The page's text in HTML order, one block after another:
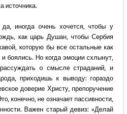
источника.
иногда очень хочется, чтобы у
как царь Душан, чтобы Сербия
которую бы все остальные как
боялись. Но когда эмоции схлынут,
о смысле страданий, и
приходишь к выводу: гораздо
доверие Христу, препоручение
конечно, не означает пассивности,
Важен старый девиз: «Делай